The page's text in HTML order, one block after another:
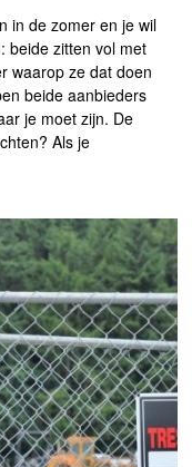
in de zomer en je wil
beide zitten vol met
waarop ze dat doen
beide aanbieders
je moet zijn. De
Als je